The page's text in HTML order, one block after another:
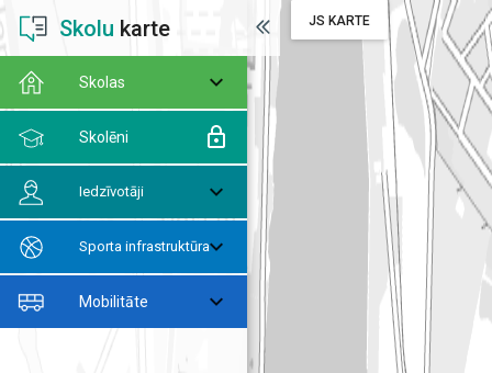
Skolu karte
Skolas
Skolēni
Iedzīvotāji
Sporta infrastruktūra
Mobilitāte
JS KARTE